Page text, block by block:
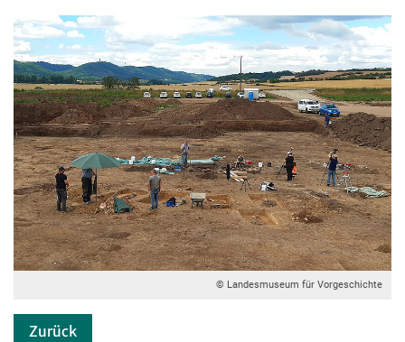
© Landesmuseum für Vorgeschichte
Zurück